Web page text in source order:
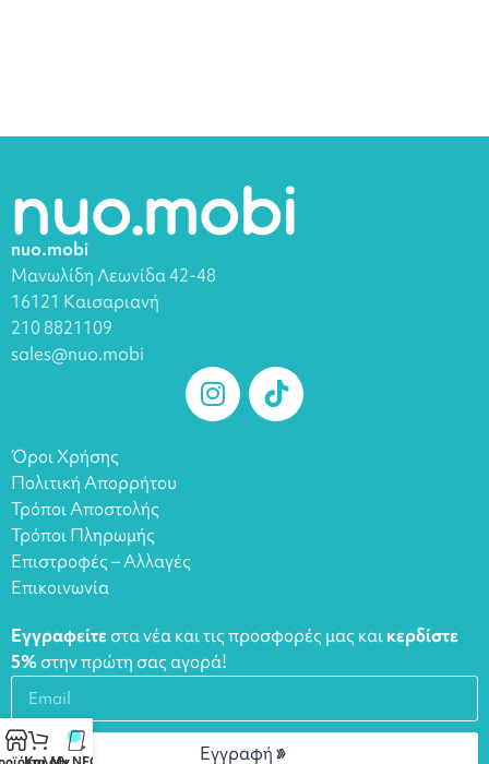
nuo.mobi
Μανωλίδη Λεωνίδα 42-48
16121 Καισαριανή
210 8821109
sales@nuo.mobi
Όροι Χρήσης
Πολιτική Απορρήτου
Τρόποι Αποστολής
Τρόποι Πληρωμής
Επιστροφές – Αλλαγές
Επικοινωνία
Εγγραφείτεστα νέα και τις προσφορές μας καικερδίστε
5%στην πρώτη σας αγορά!
Εγγραφή